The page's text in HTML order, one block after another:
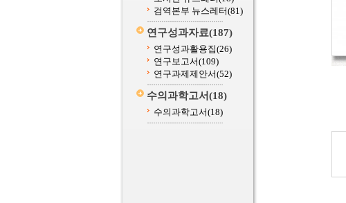
검역본부 뉴스레터(81)
연구성과자료(187)
연구성과활용집(26)
연구보고서(109)
연구과제제안서(52)
수의과학고서(18)
수의과학고서(18)